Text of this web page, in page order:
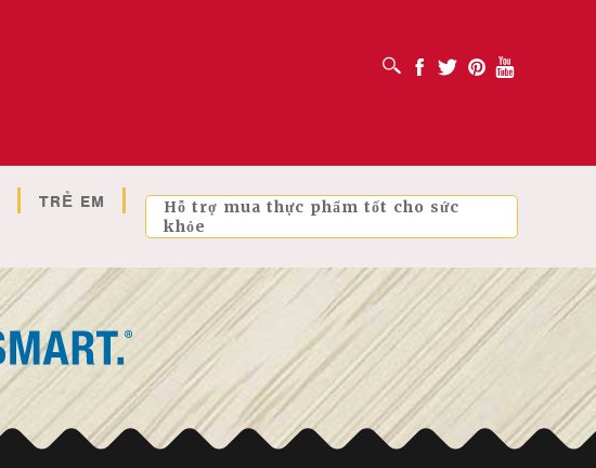
MỞ HỘP TÌM KIẾM Facebook
Twitter PinterestYoutube
TRẺ EM
Hỗ trợ mua thực phẩm tốt cho sức
khỏe